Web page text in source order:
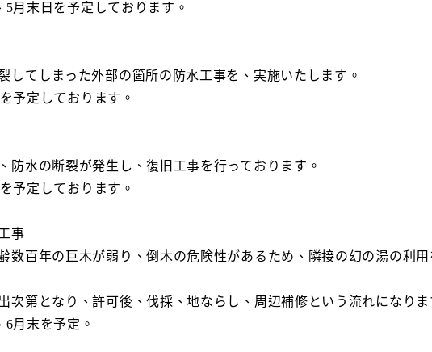
月末日を予定しております。
してしまった外部の箇所の防水工事を、実施いたします。
予定しております。
防水の断裂が発生し、復旧工事を行っております。
予定しております。
事
数百年の巨木が弱り、倒木の危険性があるため、隣接の幻の湯の利用
次第となり、許可後、伐採、地ならし、周辺補修という流れになりま
月末を予定。